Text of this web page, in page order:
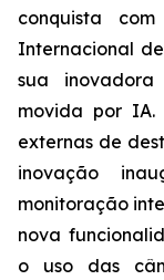
conquista
Internacional
sua
movida por IA.
externas de
inovação
monitoração
nova
o uso das